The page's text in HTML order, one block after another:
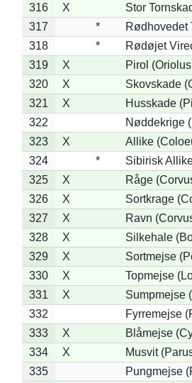
316
X
Stor
317
*
Rødhovedet
318
*
Rødøjet
319
X
Pirol
320
X
Skovskade
321
X
Husskade
322
Nøddekrige
323
X
Allike
324
*
Sibirisk
325
X
Råge
326
X
Sortkrage
327
X
Ravn
328
X
Silkehale
329
X
Sortmejse
330
X
Topmejse
331
X
Sumpmejse
332
Fyrremejse
333
X
Blåmejse
334
X
Musvit
335
Pungmejse